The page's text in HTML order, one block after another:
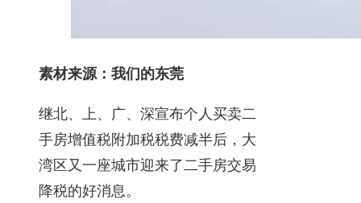
素材来源：我们的东莞
继北、上、广、深宣布个人买卖二
手房增值税附加税税费减半后，大
湾区又一座城市迎来了二手房交易
降税的好消息。